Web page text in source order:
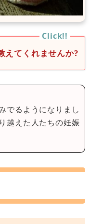
えてくれませんか?
でるようになりまし
越えた人たちの妊娠